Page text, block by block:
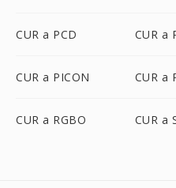
CUR a PCD CUR a
CUR a PICON CUR a
CUR a RGBO CUR a